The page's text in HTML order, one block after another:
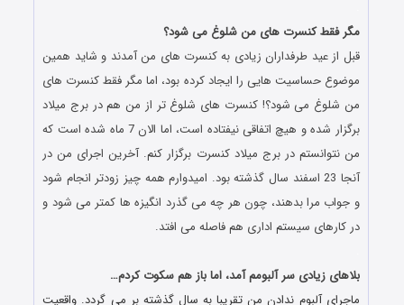
مگر فقط کنسرت های من شلوغ می شود؟
قبل از عید طرفداران زیادی به کنسرت های من آمدند و شاید همین
موضوع حساسیت هایی را ایجاد کرده بود، اما مگر فقط کنسرت های
من شلوغ می شود؟! کنسرت های شلوغ تر از من هم در برج میلاد
برگزار شده و هیچ اتفاقی نیفتاده است، اما الان 7 ماه شده است که
من نتوانستم در برج میلاد کنسرت برگزار کنم. آخرین اجرای من در
آنجا 23 اسفند سال گذشته بود. امیدوارم همه چیز زودتر انجام شود
و جواب مرا بدهند، چون هر چه می گذرد انگیزه ها کمتر می شود و
در کارهای سیستم اداری هم فاصله می افتد.
بلاهای زیادی سر آلبومم آمد، اما باز هم سکوت کردم…
ماجرای آلبوم ندادن من تقریبا به سال گذشته بر می گردد. واقعیت